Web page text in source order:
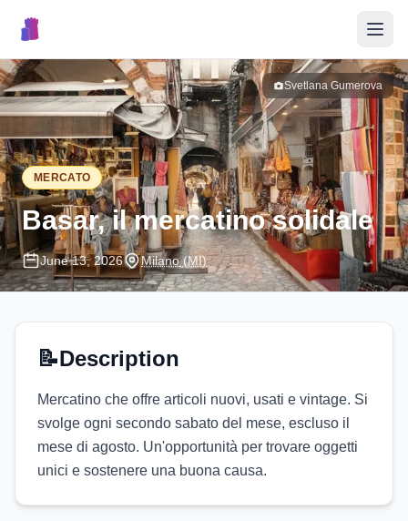
🎉Events
🏘️Villages
📝Submit Event
🇮🇹
Svetlana Gumerova
MERCATO
Basar, il mercatino solidale
June 13, 2026 Milano(MI)
📝Description
Mercatino che offre articoli nuovi, usati e vintage. Si
svolge ogni secondo sabato del mese, escluso il
mese di agosto. Un'opportunità per trovare oggetti
unici e sostenere una buona causa.